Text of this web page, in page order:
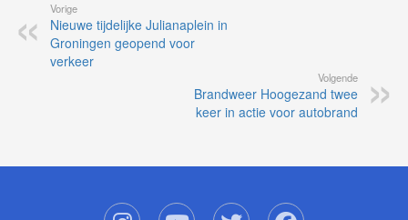
Vorige
Nieuwe tijdelijke Julianaplein in
Groningen geopend voor
verkeer
Volgende
Brandweer Hoogezand twee
keer in actie voor autobrand